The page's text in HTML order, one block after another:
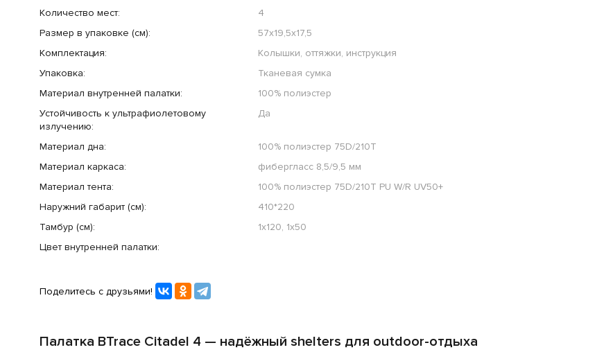
Количество мест:
4
Размер в упаковке (см):
57х19,5х17,5
Комплектация:
Колышки, оттяжки, инструкция
Упаковка:
Тканевая сумка
Материал внутренней палатки:
100% полиэстер
Устойчивость к ультрафиолетовому
излучению:
Да
Материал дна:
100% полиэстер 75D/210Т
Материал каркаса:
фибергласс 8,5/9,5 мм
Материал тента:
100% полиэстер 75D/210T PU W/R UV50+
Наружний габарит (см):
410*220
Тамбур (см):
1х120, 1х50
Цвет внутренней палатки:
Поделитесь с друзьями!
Палатка BTrace Citadel 4 — надёжный shelters для outdoor-отдыха